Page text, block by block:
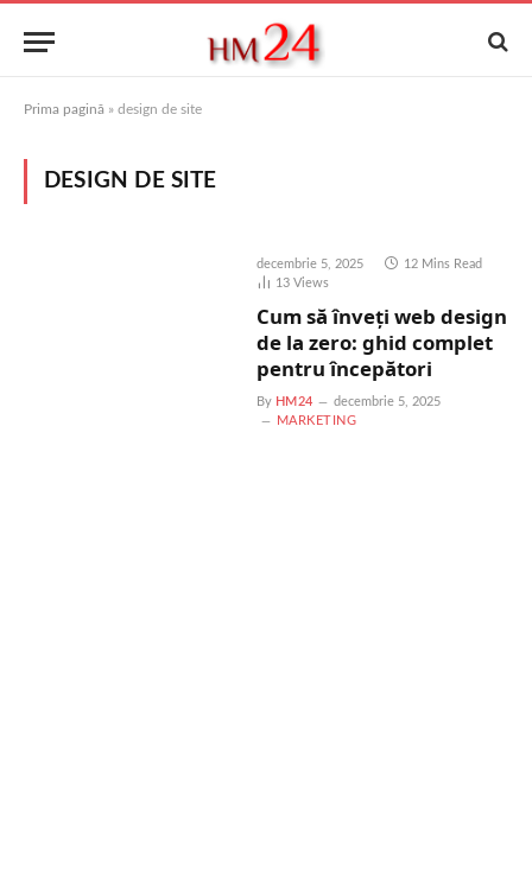
Prima pagină » design de site
DESIGN DE SITE
decembrie 5, 2025
12 Mins Read
13 Views
Cum să înveți web design
de la zero: ghid complet
pentru începători
By HM24
decembrie 5, 2025
MARKETING